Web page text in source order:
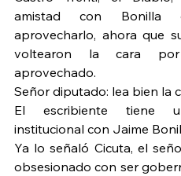
amistad con Bonilla
aprovecharlo, ahora que
voltearon la cara
aprovechado.
Señor diputado: lea bien la
El escribiente tiene
institucional con Jaime
Ya lo señaló Cicuta, el
obsesionado con ser